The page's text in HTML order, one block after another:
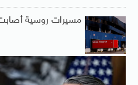
مسيرات روسية